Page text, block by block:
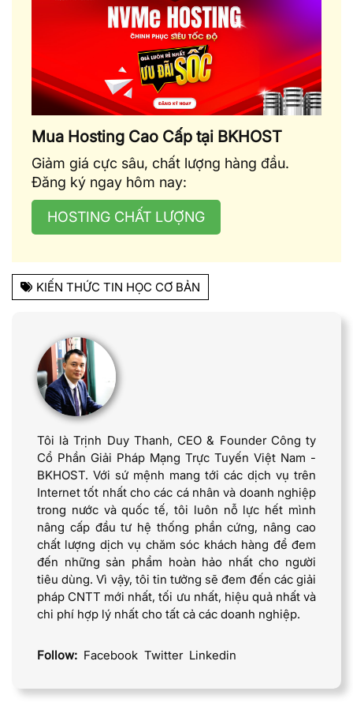
Mua Hosting Cao Cấp tại BKHOST
Giảm giá cực sâu, chất lượng hàng đầu.
Đăng ký ngay hôm nay:
HOSTING CHẤT LƯỢNG
KIẾN THỨC TIN HỌC CƠ BẢN
Tôi là Trịnh Duy Thanh, CEO & Founder Công ty
Cổ Phần Giải Pháp Mạng Trực Tuyến Việt Nam -
BKHOST. Với sứ mệnh mang tới các dịch vụ trên
Internet tốt nhất cho các cá nhân và doanh nghiệp
trong nước và quốc tế, tôi luôn nỗ lực hết mình
nâng cấp đầu tư hệ thống phần cứng, nâng cao
chất lượng dịch vụ chăm sóc khách hàng để đem
đến những sản phẩm hoàn hảo nhất cho người
tiêu dùng. Vì vậy, tôi tin tưởng sẽ đem đến các giải
pháp CNTT mới nhất, tối ưu nhất, hiệu quả nhất và
chi phí hợp lý nhất cho tất cả các doanh nghiệp.
Follow: Facebook Twitter Linkedin